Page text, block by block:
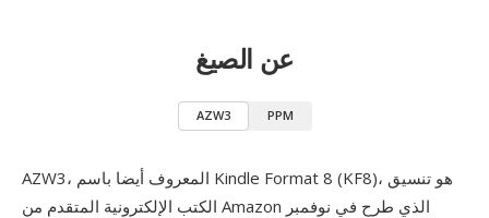
عن الصيغ
AZW3 PPM
AZW3، المعروف أيضا باسم Kindle Format 8 (KF8)، هو تنسيق
الكتب الإلكترونية المتقدم من Amazon الذي طرح في نوفمبر